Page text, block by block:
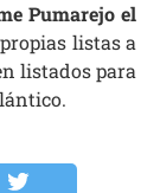
Pumarejo el
listas a
listados para